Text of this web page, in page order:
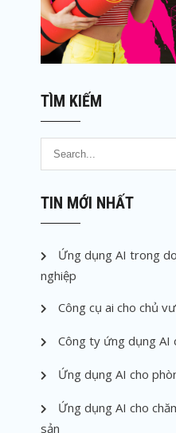
TÌM KIẾM
TIN MỚI NHẤT
Ứng dụng AI trong
nghiệp
Công cụ ai cho chủ
Công ty ứng dụng AI
Ứng dụng AI cho
Ứng dụng AI cho
sản